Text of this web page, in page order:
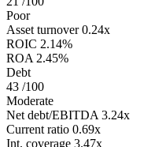
Poor
Asset turnover 0.24x
ROIC 2.14%
ROA 2.45%
Debt
43 /100
Moderate
Net debt/EBITDA 3.24x
Current ratio 0.69x
Int. coverage 3.47x